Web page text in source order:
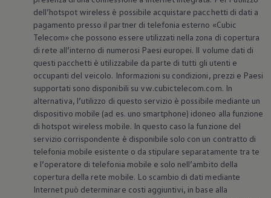
dell’hotspot wireless è possibile acquistare pacchetti di dati a
pagamento presso il partner di telefonia esterno «Cubic
Telecom» che possono essere utilizzati nella zona di copertura
di rete all’interno di numerosi Paesi europei. Il volume dati di
questi pacchetti è utilizzabile da parte di tutti gli utenti e
occupanti del veicolo. Informazioni su condizioni, prezzi e Paesi
supportati sono disponibili su vw.cubictelecom.com. In
alternativa, l’utilizzo di questo servizio è possibile mediante un
dispositivo mobile (ad es. uno smartphone) idoneo alla funzione
di hotspot wireless mobile. In questo caso la funzione del
servizio corrispondente è disponibile solo con un contratto di
telefonia mobile esistente o da stipulare separatamente tra te
e l’operatore di telefonia mobile e solo nell’ambito della
copertura della rete mobile. Lo scambio di dati mediante
Internet può determinare costi aggiuntivi, in base alla